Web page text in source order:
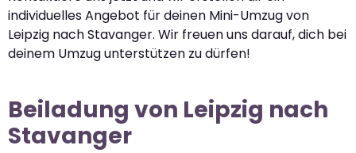
individuelles Angebot für deinen Mini-Umzug von
Leipzig nach Stavanger. Wir freuen uns darauf, dich bei
deinem Umzug unterstützen zu dürfen!
Beiladung von Leipzig nach
Stavanger